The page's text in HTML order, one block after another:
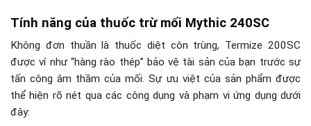
Tính năng của thuốc trừ mối Mythic 240SC
Không đơn thuần là thuốc diệt côn trùng, Termize 200SC
được ví như “hàng rào thép” bảo vệ tài sản của bạn trước sự
tấn công âm thầm của mối. Sự ưu việt của sản phẩm được
thể hiện rõ nét qua các công dụng và phạm vi ứng dụng dưới
đây: